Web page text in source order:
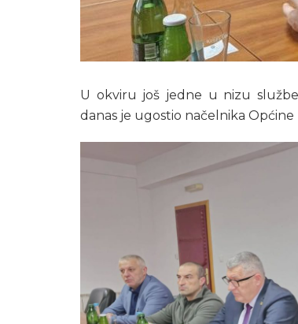
U okviru još jedne u nizu
danas je ugostio načelnika